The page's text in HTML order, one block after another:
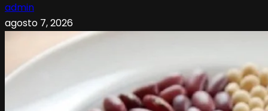
admin
agosto 7, 2026